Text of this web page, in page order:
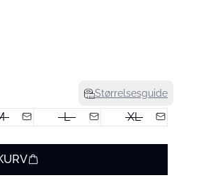
Størrelsesguide
L
XL